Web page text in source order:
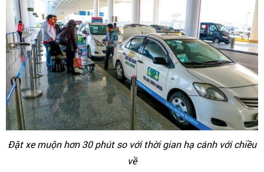
Đặt xe muộn hơn 30 phút so với thời gian hạ cánh với chiều
về